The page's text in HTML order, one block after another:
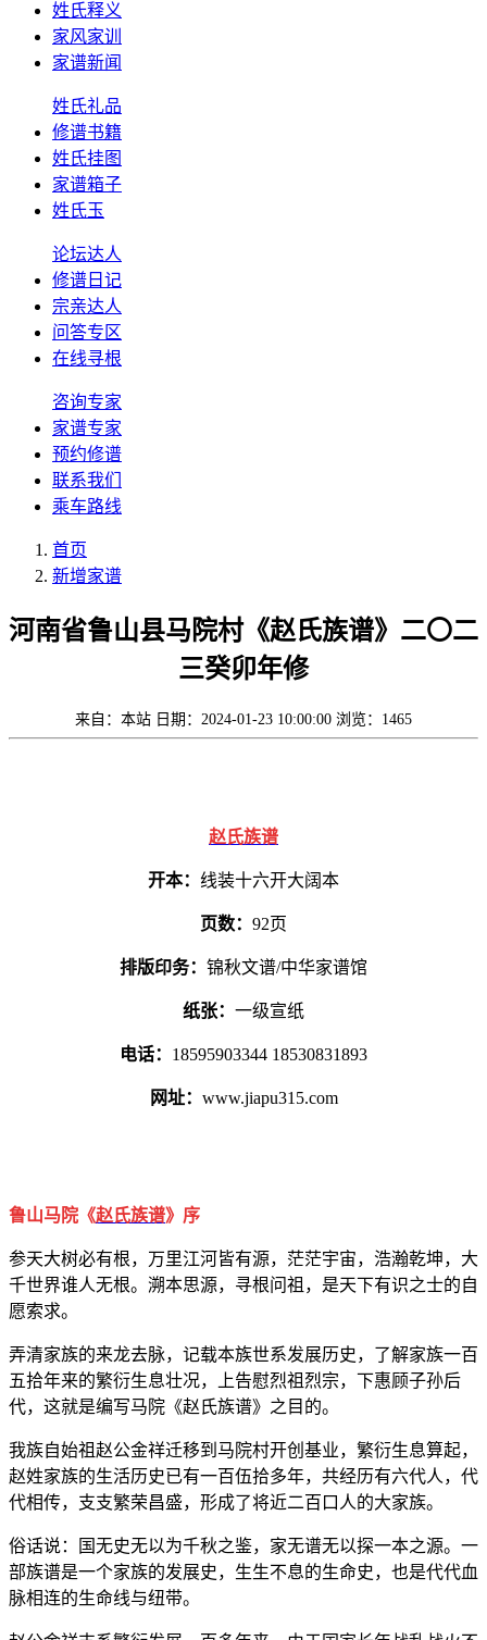
姓氏释义
家风家训
家谱新闻
姓氏礼品
修谱书籍
姓氏挂图
家谱箱子
姓氏玉
论坛达人
修谱日记
宗亲达人
问答专区
在线寻根
咨询专家
家谱专家
预约修谱
联系我们
乘车路线
首页
新增家谱
河南省鲁山县马院村《赵氏族谱》二〇二
三癸卯年修
来自：本站 日期：2024-01-23 10:00:00 浏览：1465
赵氏族谱
开本： 线装十六开大阔本
页数： 92页
排版印务： 锦秋文谱/中华家谱馆
纸张： 一级宣纸
电话： 18595903344 18530831893
网址： www.jiapu315.com
鲁山马院《赵氏族谱》序
参天大树必有根，万里江河皆有源，茫茫宇宙，浩瀚乾坤，大
千世界谁人无根。溯本思源，寻根问祖，是天下有识之士的自
愿索求。
弄清家族的来龙去脉，记载本族世系发展历史，了解家族一百
五拾年来的繁衍生息壮况，上告慰烈祖烈宗，下惠顾子孙后
代，这就是编写马院《赵氏族谱》之目的。
我族自始祖赵公金祥迁移到马院村开创基业，繁衍生息算起，
赵姓家族的生活历史已有一百伍拾多年，共经历有六代人，代
代相传，支支繁荣昌盛，形成了将近二百口人的大家族。
俗话说：国无史无以为千秋之鉴，家无谱无以探一本之源。一
部族谱是一个家族的发展史，生生不息的生命史，也是代代血
脉相连的生命线与纽带。